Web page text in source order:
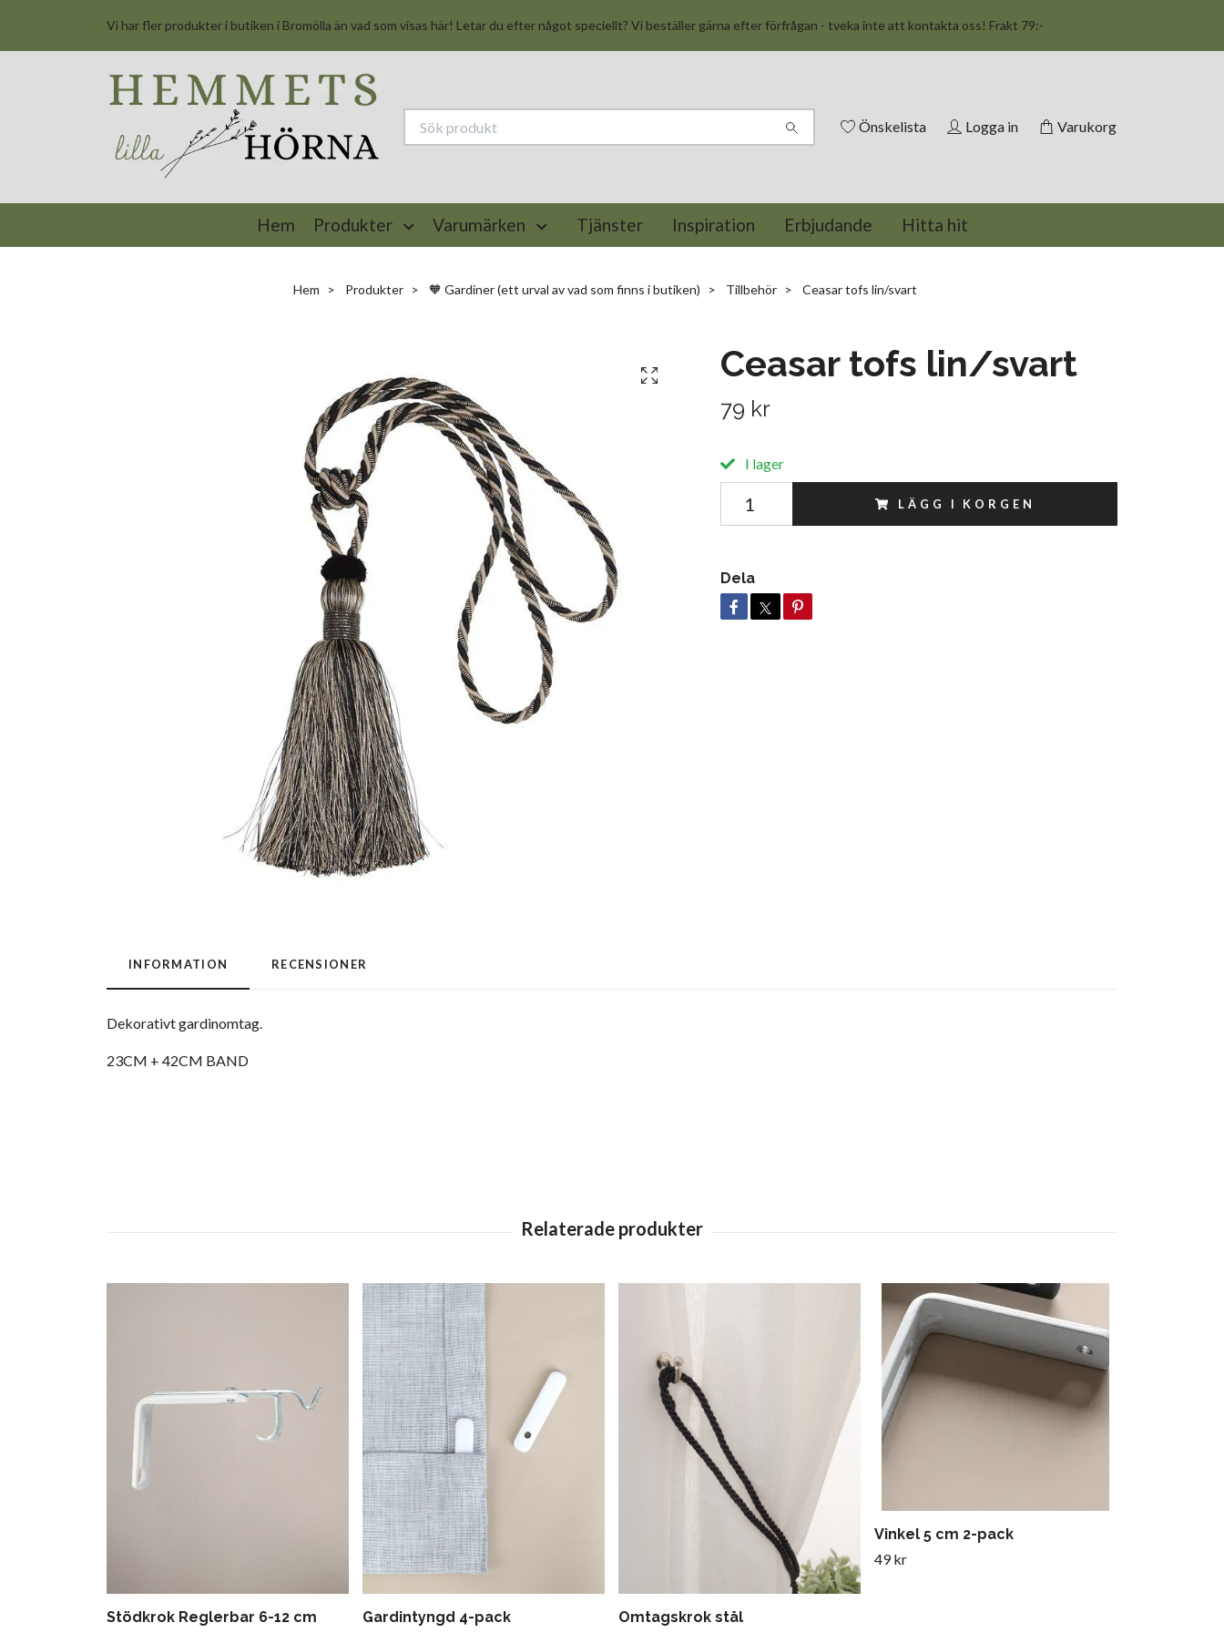
Vi har fler produkter i butiken i Bromölla än vad som visas här! Letar du efter något speciellt? Vi beställer gärna efter förfrågan - tveka inte att kontakta oss! Frakt 79:-
Önskelista Logga in Varukorg
Hem Produkter Varumärken Tjänster Inspiration Erbjudande Hitta hit
Hem Produkter 🧡 Gardiner (ett urval av vad som finns i butiken) Tillbehör Ceasar tofs lin/svart
Ceasar tofs lin/svart
79 kr
I lager
LÄGG I KORGEN
Dela
INFORMATION RECENSIONER
Dekorativt gardinomtag.
23CM + 42CM BAND
Stödkrok Reglerbar 6-12 cm Gardintyngd 4-pack Omtagskrok stål
Vinkel 5 cm 2-pack
49 kr